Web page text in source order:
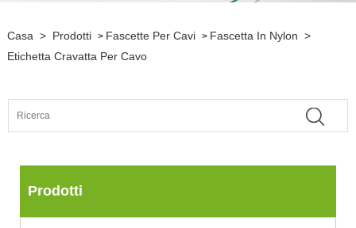
Casa > Prodotti > Fascette Per Cavi > Fascetta In Nylon >
Etichetta Cravatta Per Cavo
Prodotti